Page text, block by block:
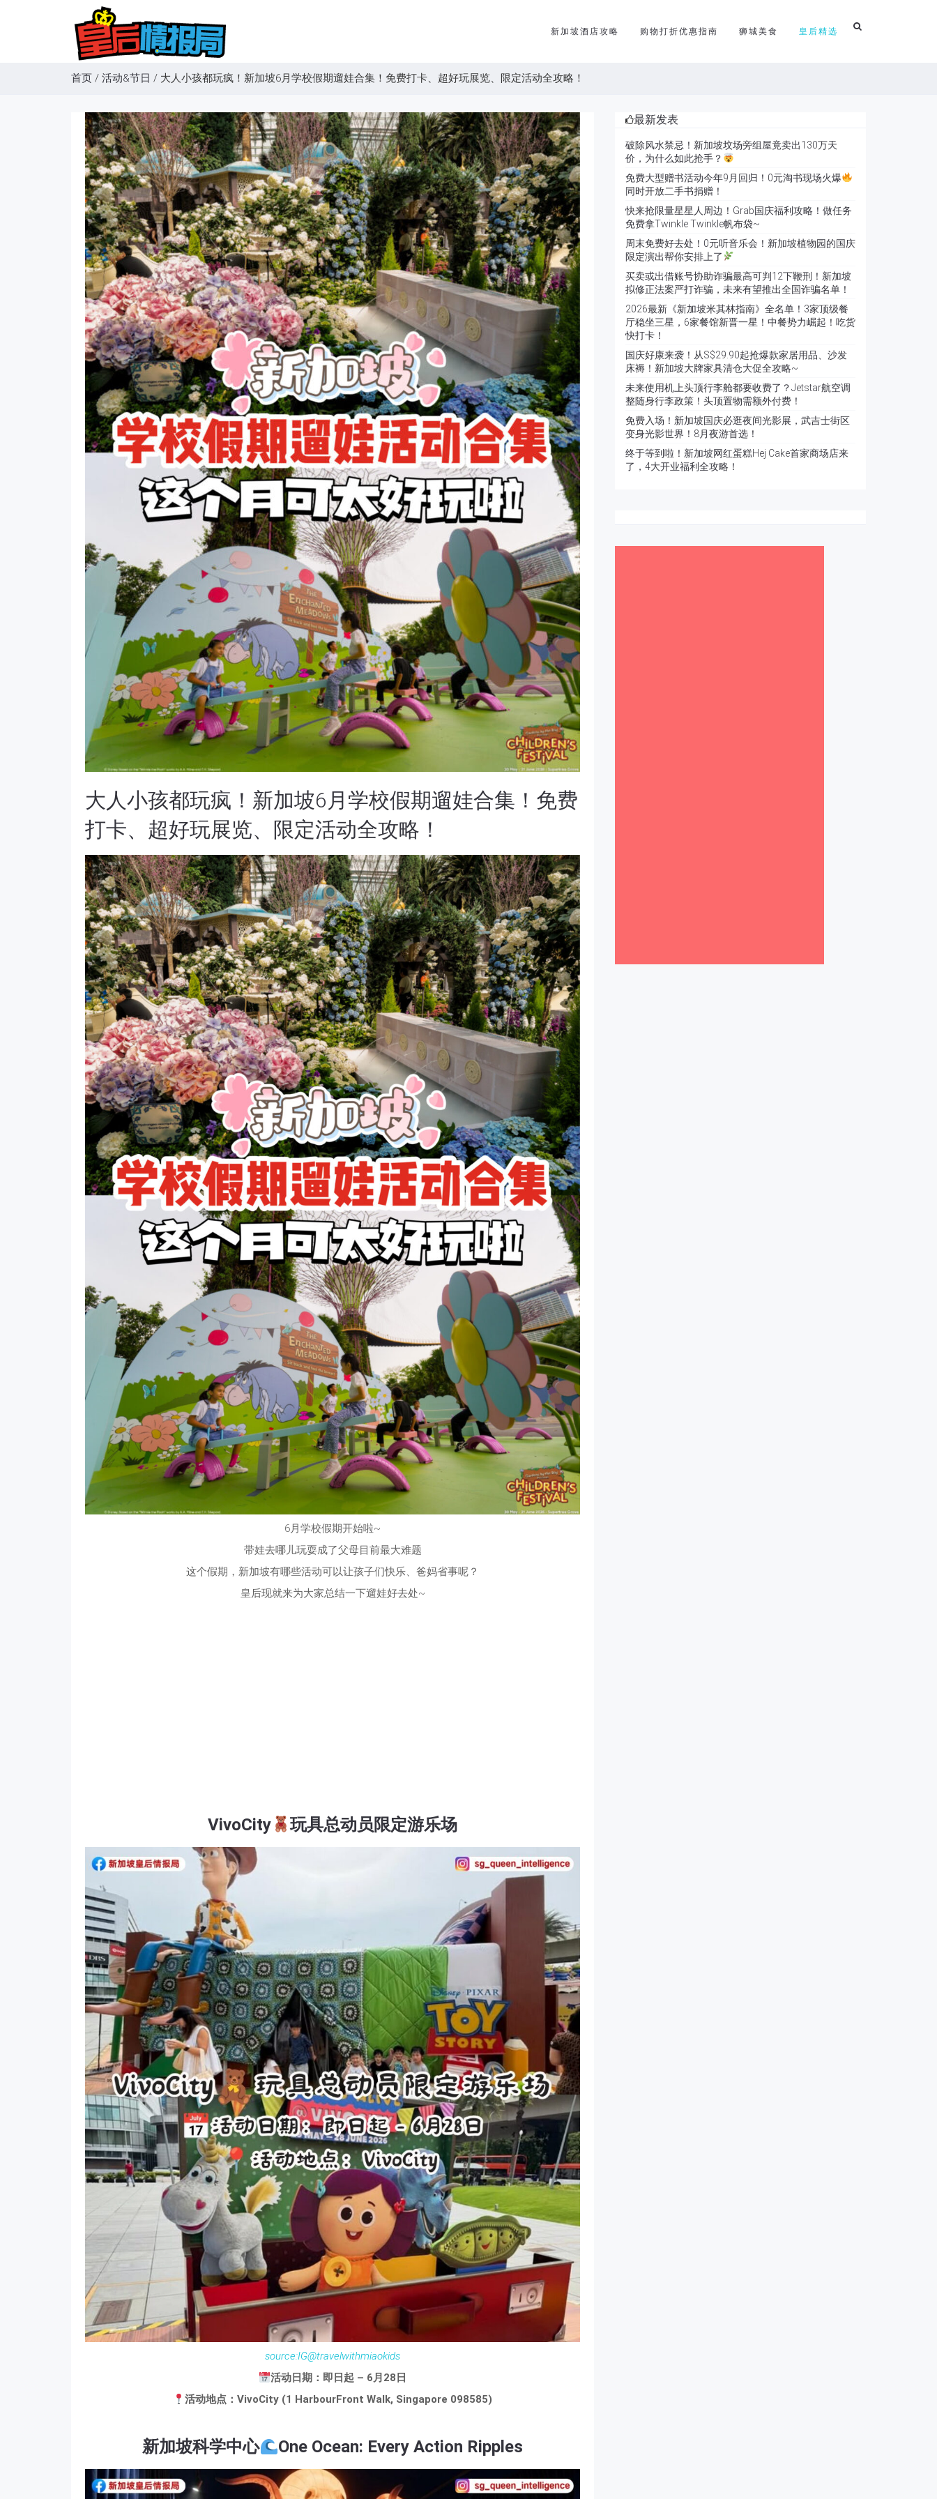
新加坡酒店攻略 购物打折优惠指南 狮城美食 皇后精选
首页 / 活动&节日 / 大人小孩都玩疯！新加坡6月学校假期遛娃合集！免费打卡、超好玩展览、限定活动全攻略！
大人小孩都玩疯！新加坡6月学校假期遛娃合集！免费
打卡、超好玩展览、限定活动全攻略！
6月学校假期开始啦~
带娃去哪儿玩耍成了父母目前最大难题
这个假期，新加坡有哪些活动可以让孩子们快乐、爸妈省事呢？
皇后现就来为大家总结一下遛娃好去处~
VivoCity 玩具总动员限定游乐场
source:IG@travelwithmiaokids
活动日期：即日起 – 6月28日
活动地点：VivoCity (1 HarbourFront Walk, Singapore 098585)
新加坡科学中心 One Ocean: Every Action Ripples
最新发表
破除风水禁忌！新加坡坟场旁组屋竟卖出130万天
价，为什么如此抢手？
免费大型赠书活动今年9月回归！0元淘书现场火爆
同时开放二手书捐赠！
快来抢限量星星人周边！Grab国庆福利攻略！做任务
免费拿Twinkle Twinkle帆布袋~
周末免费好去处！0元听音乐会！新加坡植物园的国庆
限定演出帮你安排上了
买卖或出借账号协助诈骗最高可判12下鞭刑！新加坡
拟修正法案严打诈骗，未来有望推出全国诈骗名单！
2026最新《新加坡米其林指南》全名单！3家顶级餐
厅稳坐三星，6家餐馆新晋一星！中餐势力崛起！吃货
快打卡！
国庆好康来袭！从S$29.90起抢爆款家居用品、沙发
床褥！新加坡大牌家具清仓大促全攻略~
未来使用机上头顶行李舱都要收费了？Jetstar航空调
整随身行李政策！头顶置物需额外付费！
免费入场！新加坡国庆必逛夜间光影展，武吉士街区
变身光影世界！8月夜游首选！
终于等到啦！新加坡网红蛋糕Hej Cake首家商场店来
了，4大开业福利全攻略！